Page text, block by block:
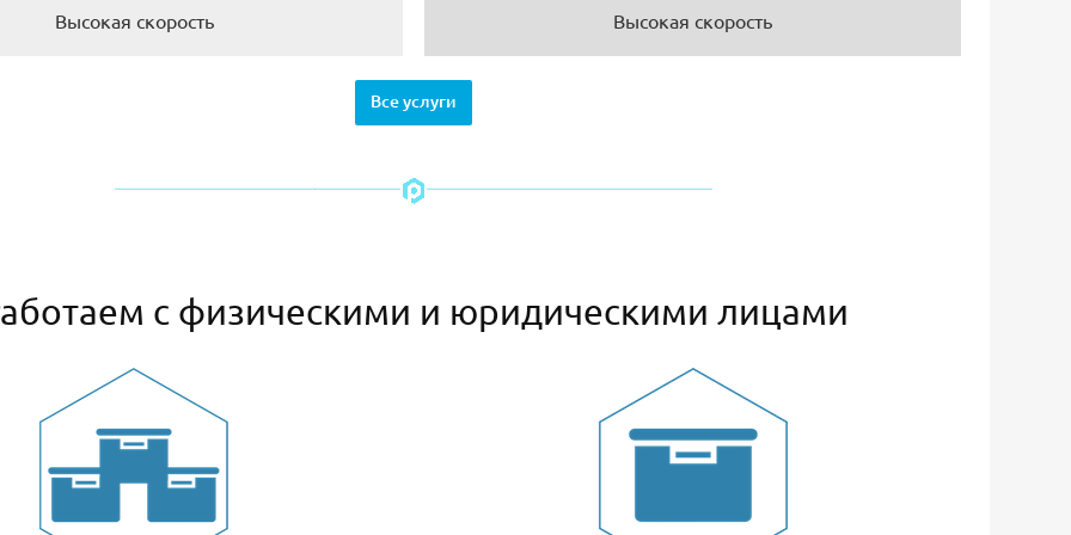
Высокая скорость Высокая скорость
Все услуги
с физическими и юридическими лицами